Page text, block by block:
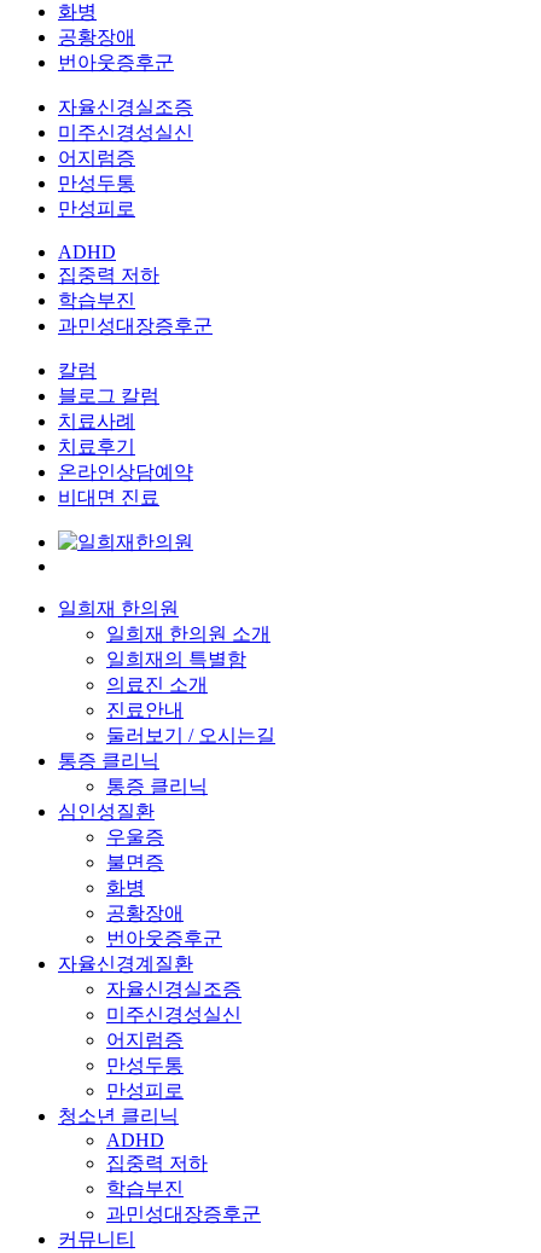
화병
공황장애
번아웃증후군
자율신경실조증
미주신경성실신
어지럼증
만성두통
만성피로
ADHD
집중력 저하
학습부진
과민성대장증후군
칼럼
블로그 칼럼
치료사례
치료후기
온라인상담예약
비대면 진료
일희재 한의원
일희재 한의원 소개
일희재의 특별함
의료진 소개
진료안내
둘러보기 / 오시는길
통증 클리닉
통증 클리닉
심인성질환
우울증
불면증
화병
공황장애
번아웃증후군
자율신경계질환
자율신경실조증
미주신경성실신
어지럼증
만성두통
만성피로
청소년 클리닉
ADHD
집중력 저하
학습부진
과민성대장증후군
커뮤니티